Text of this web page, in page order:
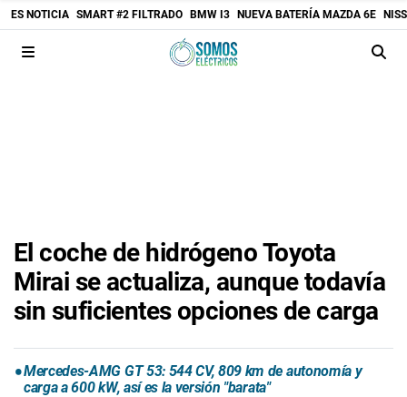
ES NOTICIA SMART #2 FILTRADO BMW I3 NUEVA BATERÍA MAZDA 6E
El coche de hidrógeno Toyota
Mirai se actualiza, aunque todavía
sin suficientes opciones de carga
Mercedes-AMG GT 53: 544 CV, 809 km de autonomía y
carga a 600 kW, así es la versión "barata"